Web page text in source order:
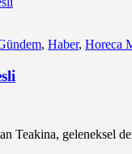
, Haber, Horeca
geleneksel